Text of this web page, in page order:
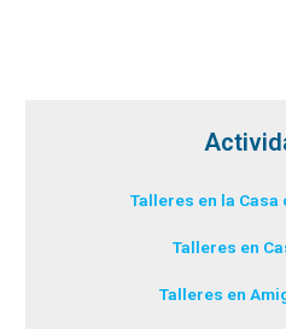
Talleres en la
Talleres en
Talleres en